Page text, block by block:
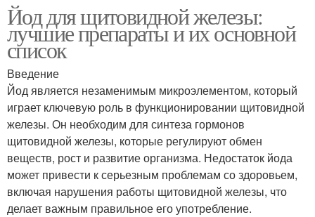
Йод для щитовидной железы:
лучшие препараты и их основной
список
Введение
Йод является незаменимым микроэлементом, который
играет ключевую роль в функционировании щитовидной
железы. Он необходим для синтеза гормонов
щитовидной железы, которые регулируют обмен
веществ, рост и развитие организма. Недостаток йода
может привести к серьезным проблемам со здоровьем,
включая нарушения работы щитовидной железы, что
делает важным правильное его употребление.